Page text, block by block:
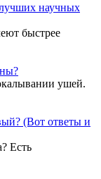
научных
быстрее
ушей.
(Вот ответы и
Есть